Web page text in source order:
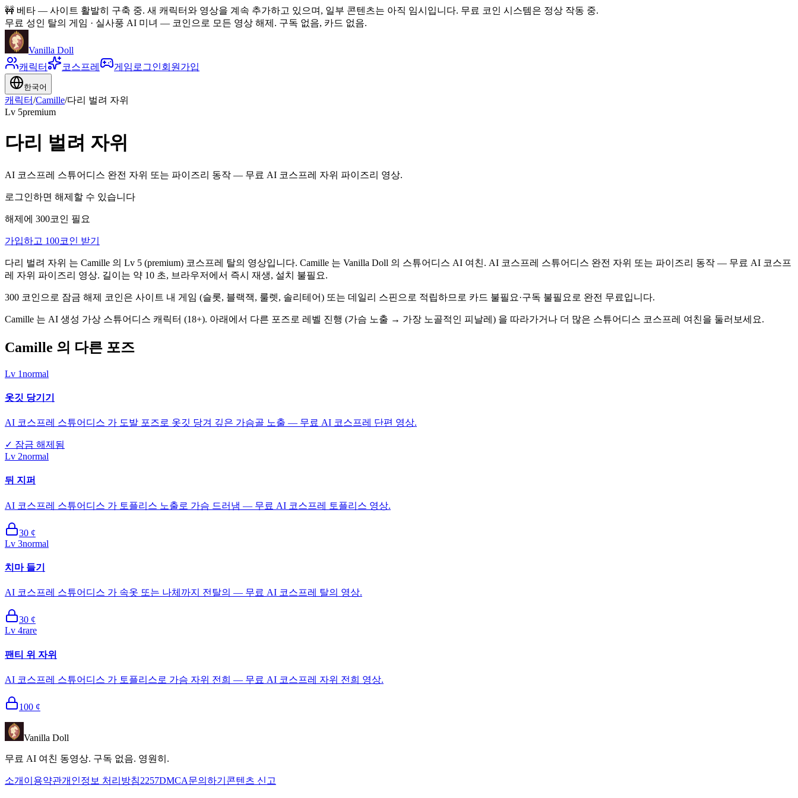
🚧 베타 — 사이트 활발히 구축 중. 새 캐릭터와 영상을 계속 추가하고 있으며, 일부 콘텐츠는 아직 임시입니다. 무료 코인 시스템은 정상 작동 중.
무료 성인 탈의 게임 · 실사풍 AI 미녀 — 코인으로 모든 영상 해제. 구독 없음, 카드 없음.
Vanilla Doll
캐릭터
코스프레 게임 로그인회원가입
한국어
캐릭터/Camille/다리 벌려 자위
Lv 5premium
다리 벌려 자위
AI 코스프레 스튜어디스 완전 자위 또는 파이즈리 동작 — 무료 AI 코스프레 자위 파이즈리 영상.
로그인하면 해제할 수 있습니다
해제에 300코인 필요
가입하고 100코인 받기
다리 벌려 자위 는 Camille 의 Lv 5 (premium) 코스프레 탈의 영상입니다. Camille 는 Vanilla Doll 의 스튜어디스 AI 여친. AI 코스프레 스튜어디스 완전 자위 또는 파이즈리 동작 — 무료 AI 코스프
레 자위 파이즈리 영상. 길이는 약 10 초, 브라우저에서 즉시 재생, 설치 불필요.
300 코인으로 잠금 해제 코인은 사이트 내 게임 (슬롯, 블랙잭, 룰렛, 솔리테어) 또는 데일리 스핀으로 적립하므로 카드 불필요·구독 불필요로 완전 무료입니다.
Camille 는 AI 생성 가상 스튜어디스 캐릭터 (18+). 아래에서 다른 포즈로 레벨 진행 (가슴 노출 → 가장 노골적인 피날레) 을 따라가거나 더 많은 스튜어디스 코스프레 여친을 둘러보세요.
Camille 의 다른 포즈
Lv 1normal
옷깃 당기기
AI 코스프레 스튜어디스 가 도발 포즈로 옷깃 당겨 깊은 가슴골 노출 — 무료 AI 코스프레 단편 영상.
✓ 잠금 해제됨
Lv 2normal
뒤 지퍼
AI 코스프레 스튜어디스 가 토플리스 노출로 가슴 드러냄 — 무료 AI 코스프레 토플리스 영상.
30 ¢
Lv 3normal
치마 들기
AI 코스프레 스튜어디스 가 속옷 또는 나체까지 전탈의 — 무료 AI 코스프레 탈의 영상.
30 ¢
Lv 4rare
팬티 위 자위
AI 코스프레 스튜어디스 가 토플리스로 가슴 자위 전희 — 무료 AI 코스프레 자위 전희 영상.
100 ¢
Vanilla Doll
무료 AI 여친 동영상. 구독 없음. 영원히.
소개 이용약관개인정보 처리방침2257DMCA문의하기 콘텐츠 신고